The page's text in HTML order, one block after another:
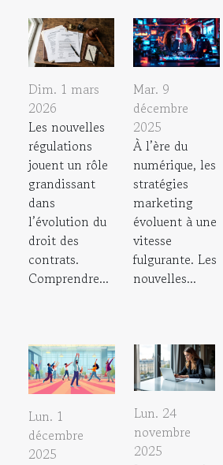
Dim. 1 mars
2026
Les nouvelles
régulations
jouent un rôle
grandissant
dans
l’évolution du
droit des
contrats.
Comprendre...
Mar. 9
décembre
2025
À l’ère du
numérique, les
stratégies
marketing
évoluent à une
vitesse
fulgurante. Les
nouvelles...
Lun. 1
décembre
2025
Lun. 24
novembre
2025